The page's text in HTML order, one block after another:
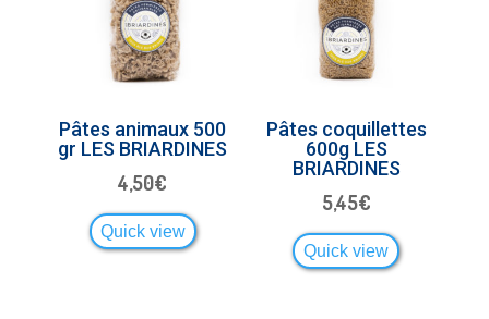
Pâtes animaux 500
gr LES BRIARDINES
4,50€
Quick view
Pâtes coquillettes
600g LES
BRIARDINES
5,45€
Quick view